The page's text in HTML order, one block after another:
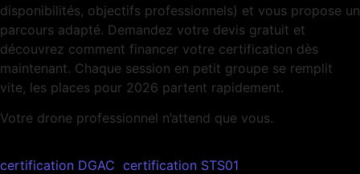
disponibilités, objectifs professionnels) et vous propose un
parcours adapté. Demandez votre devis gratuit et
découvrez comment financer votre certification dès
maintenant. Chaque session en petit groupe se remplit
vite, les places pour 2026 partent rapidement.
Votre drone professionnel n’attend que vous.
certification DGAC certification STS01